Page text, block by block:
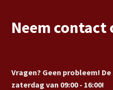
Neem contact
Vragen? Geen probleem!
zaterdag van 09:00 - 16:00!